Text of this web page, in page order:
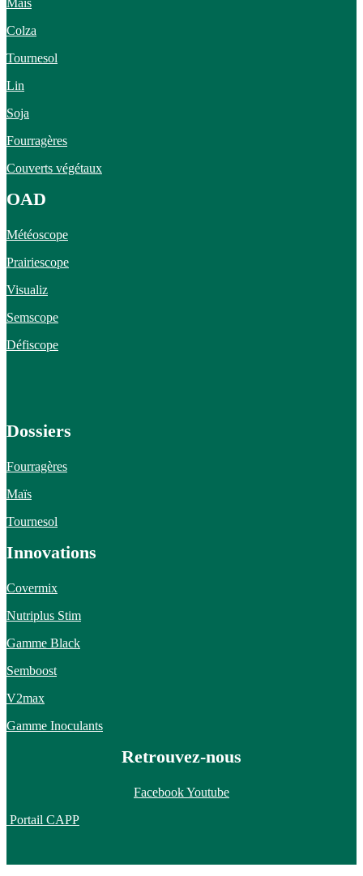
Colza
Tournesol
Lin
Soja
Fourragères
Couverts végétaux
OAD
Météoscope
Prairiescope
Visualiz
Semscope
Défiscope
Dossiers
Fourragères
Maïs
Tournesol
Innovations
Covermix
Nutriplus Stim
Gamme Black
Semboost
V2max
Gamme Inoculants
Retrouvez-nous
FacebookYoutube
Portail CAPP